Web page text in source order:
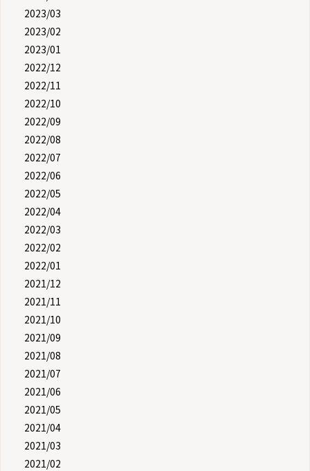
2023/03
2023/02
2023/01
2022/12
2022/11
2022/10
2022/09
2022/08
2022/07
2022/06
2022/05
2022/04
2022/03
2022/02
2022/01
2021/12
2021/11
2021/10
2021/09
2021/08
2021/07
2021/06
2021/05
2021/04
2021/03
2021/02